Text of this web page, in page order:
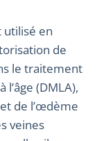
utilisé en
de
le traitement
(DMLA),
de l’œdème
veines